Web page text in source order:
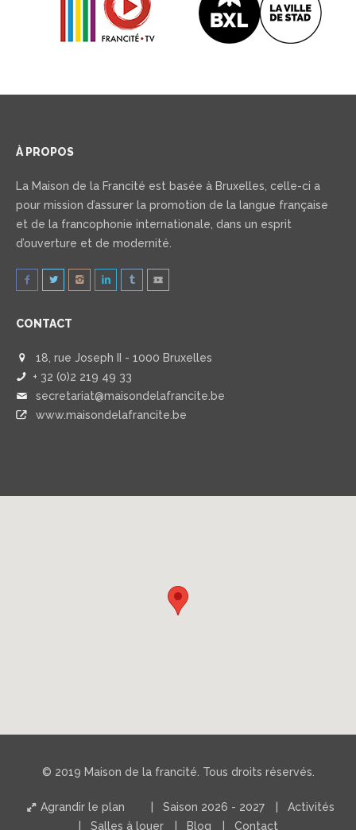
À PROPOS
La Maison de la Francité est basée à Bruxelles, celle-ci a
pour mission d’assurer la promotion de la langue française
et de la francophonie internationale, dans un esprit
d’ouverture et de modernité.
CONTACT
18, rue Joseph II - 1000 Bruxelles
+ 32 (0)2 219 49 33
secretariat@maisondelafrancite.be
www.maisondelafrancite.be
© 2019 Maison de la francité. Tous droits réservés.
Agrandir le plan Saison 2026 - 2027
Activités
Salles à louer
Blog Contact